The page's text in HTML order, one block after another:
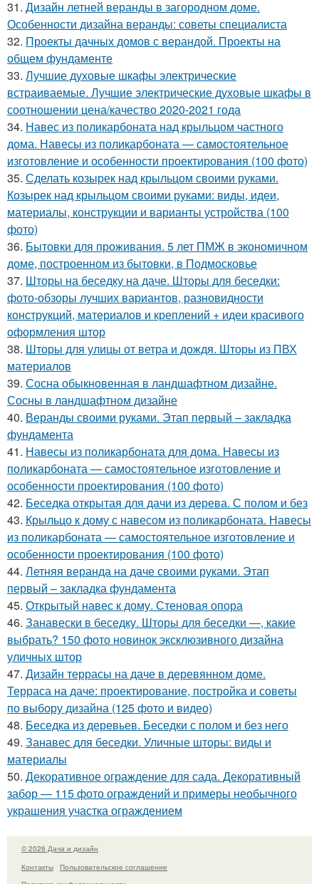
31. Дизайн летней веранды в загородном доме.
Особенности дизайна веранды: советы специалиста
32. Проекты дачных домов с верандой. Проекты на
общем фундаменте
33. Лучшие духовые шкафы электрические
встраиваемые. Лучшие электрические духовые шкафы в
соотношении цена/качество 2020-2021 года
34. Навес из поликарбоната над крыльцом частного
дома. Навесы из поликарбоната — самостоятельное
изготовление и особенности проектирования (100 фото)
35. Сделать козырек над крыльцом своими руками.
Козырек над крыльцом своими руками: виды, идеи,
материалы, конструкции и варианты устройства (100
фото)
36. Бытовки для проживания. 5 лет ПМЖ в экономичном
доме, построенном из бытовки, в Подмосковье
37. Шторы на беседку на даче. Шторы для беседки:
фото-обзоры лучших вариантов, разновидности
конструкций, материалов и креплений + идеи красивого
оформления штор
38. Шторы для улицы от ветра и дождя. Шторы из ПВХ
материалов
39. Сосна обыкновенная в ландшафтном дизайне.
Сосны в ландшафтном дизайне
40. Веранды своими руками. Этап первый – закладка
фундамента
41. Навесы из поликарбоната для дома. Навесы из
поликарбоната — самостоятельное изготовление и
особенности проектирования (100 фото)
42. Беседка открытая для дачи из дерева. С полом и без
43. Крыльцо к дому с навесом из поликарбоната. Навесы
из поликарбоната — самостоятельное изготовление и
особенности проектирования (100 фото)
44. Летняя веранда на даче своими руками. Этап
первый – закладка фундамента
45. Открытый навес к дому. Стеновая опора
46. Занавески в беседку. Шторы для беседки —, какие
выбрать? 150 фото новинок эксклюзивного дизайна
уличных штор
47. Дизайн террасы на даче в деревянном доме.
Терраса на даче: проектирование, постройка и советы
по выбору дизайна (125 фото и видео)
48. Беседка из деревьев. Беседки с полом и без него
49. Занавес для беседки. Уличные шторы: виды и
материалы
50. Декоративное ограждение для сада. Декоративный
забор — 115 фото ограждений и примеры необычного
украшения участка ограждением
© 2026 Дача и дизайн
Контакты
Пользовательское соглашение